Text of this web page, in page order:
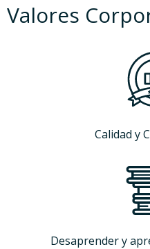
Valores
Calidad y
Desaprender y